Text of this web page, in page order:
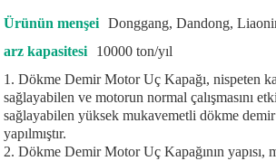
Ürünün menşei
Donggang, Dandong,
arz kapasitesi
10000 ton/yıl
1. Dökme Demir Motor Uç Kapağı, nispeten
sağlayabilen ve motorun normal çalışmasını
sağlayabilen yüksek mukavemetli dökme
yapılmıştır.
2. Dökme Demir Motor Uç Kapağının yapısı,